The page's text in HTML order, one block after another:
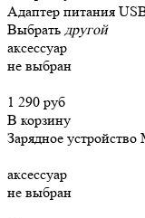
Адаптер питания
Выбрать другой
аксессуар
не выбран
1 290 руб
В корзину
Зарядное устройство
аксессуар
не выбран